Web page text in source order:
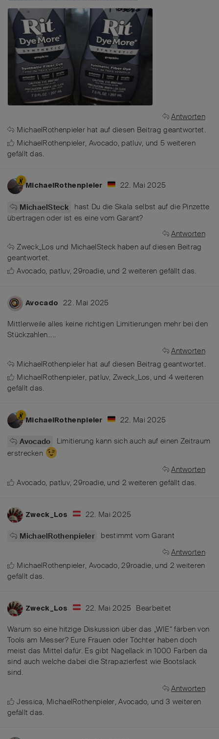
Antworten
MichaelRothenpieler hat auf diesen Beitrag geantwortet.
MichaelRothenpieler, Avocado, patluv, und 5 weiteren
gefällt das.
MichaelRothenpieler 22. Mai 2025
MichaelSteck
hast Du die Skala selbst auf die Pinzette
übertragen oder ist es eine vom Garant?
Antworten
Zweck_Los und MichaelSteck habenauf diesen Beitrag
geantwortet.
Avocado, patluv,29roadie, und 2 weiteren gefällt das.
Avocado 22. Mai 2025
Mittlerweile alles keine richtigen Limitierungen mehr bei den
Stückzahlen…..
Antworten
MichaelRothenpieler hat auf diesen Beitrag geantwortet.
MichaelRothenpieler, patluv,Zweck_Los, und 4weiteren
gefällt das.
MichaelRothenpieler 22. Mai 2025
Avocado
Limitierung kann sich auch auf einen Zeitraum
erstrecken
Antworten
Avocado, patluv,29roadie, und 2 weiteren gefällt das.
Zweck_Los 22. Mai 2025
MichaelRothenpieler
bestimmt vom Garant
Antworten
MichaelRothenpieler, Avocado,29roadie, und 2 weiteren
gefällt das.
Zweck_Los 22. Mai 2025 Bearbeitet
Warum so eine hitzige Diskussion über das „WIE“ färben von
Tools am Messer? Eure Frauen oder Töchter haben doch
meist das Mittel dafür. Es gibt Nagellack in 1000 Farben da
sind auch welche dabei die Strapazierfest wie Bootslack
sind.
Antworten
Jessica, MichaelRothenpieler,Avocado, und3 weiteren
gefällt das.